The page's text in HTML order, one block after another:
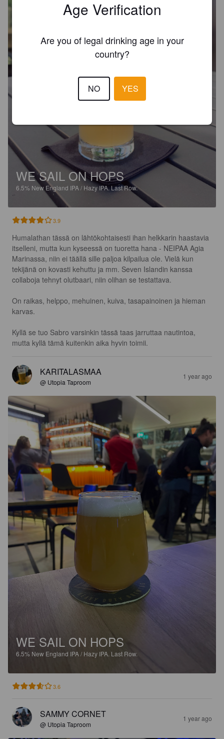
WE SAIL ON HOPS
6.5% New England IPA / Hazy IPA.Last Row.
3.9
Humalathan tässä on lähtökohtaisesti ihan helkkarin haastavia
itselleni, mutta kun kyseessä on tuoretta hana - NEIPAA Agia
Marinassa, niin ei täällä sille paljoa kilpailua ole. Vielä kun
tekijänä on kovasti kehuttu ja mm. Seven Islandin kanssa
collaboja tehnyt olutbaari, niin olihan se testattava.
On raikas, helppo, mehuinen, kuiva, tasapainoinen ja hieman
karvas.
Kyllä se tuo Sabro varsinkin tässä taas jarruttaa nautintoa,
mutta kyllä tämä kuitenkin aika hyvin toimii.
KARITALASMAA
@ Utopia Taproom
1 year ago
WE SAIL ON HOPS
6.5% New England IPA / Hazy IPA. Last Row.
3.6
SAMMY CORNET
@ Utopia Taproom
1 year ago
Age Verification
Are you of legal drinking age in your
country?
NO YES